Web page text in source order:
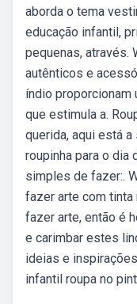
aborda o tema
educação infantil,
pequenas, através.
autênticos e
índio proporcionam
que estimula a.
querida, aqui está
roupinha para o dia
simples de fazer:.
fazer arte com tinta
fazer arte, então é
e carimbar estes
ideias e
infantil roupa no